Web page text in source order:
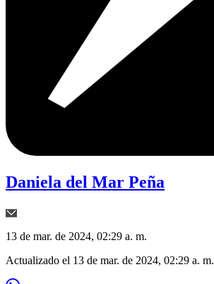
Daniela del Mar Peña
13 de mar. de 2024, 02:29 a. m.
Actualizado el 13 de mar. de 2024, 02:29 a. m.